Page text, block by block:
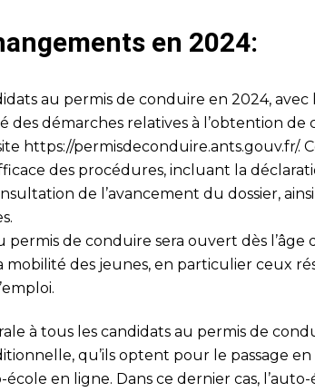
en 2024:
au permis de conduire en 2024, avec
des démarches relatives à l’obtention de
https://permisdeconduire.ants.gouv.fr/.
des procédures, incluant la
de l’avancement du dossier,
permis de conduire sera ouvert dès l’âge
mobilité des jeunes, en particulier ceux
à tous les candidats au permis de
qu’ils optent pour le passage en
en ligne. Dans ce dernier cas, l’auto-